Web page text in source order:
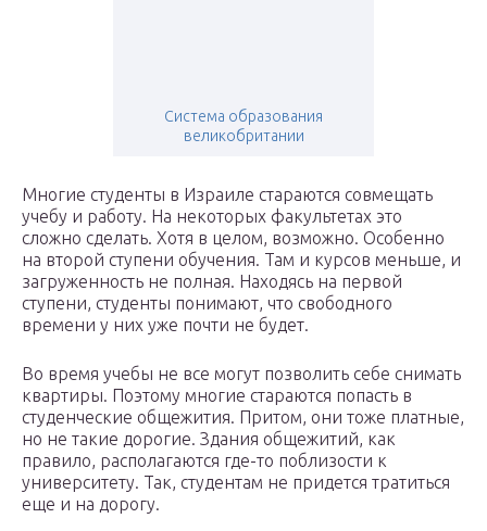
Система образования
великобритании
Многие студенты в Израиле стараются совмещать
учебу и работу. На некоторых факультетах это
сложно сделать. Хотя в целом, возможно. Особенно
на второй ступени обучения. Там и курсов меньше, и
загруженность не полная. Находясь на первой
ступени, студенты понимают, что свободного
времени у них уже почти не будет.
Во время учебы не все могут позволить себе снимать
квартиры. Поэтому многие стараются попасть в
студенческие общежития. Притом, они тоже платные,
но не такие дорогие. Здания общежитий, как
правило, располагаются где-то поблизости к
университету. Так, студентам не придется тратиться
еще и на дорогу.